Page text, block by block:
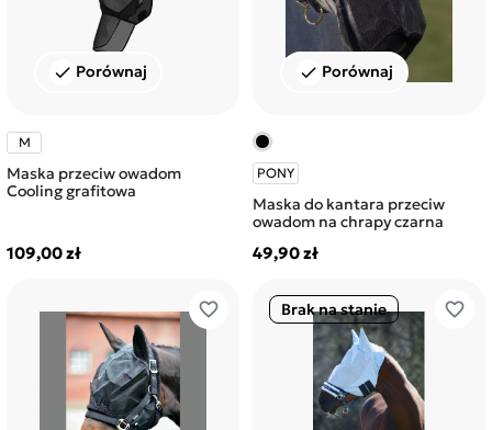
check Porównaj
M
Maska przeciw owadom
Cooling grafitowa
109,00 zł
check Porównaj
PONY
Maska do kantara przeciw
owadom na chrapy czarna
49,90 zł
favorite_border favorite_border
Brak na stanie